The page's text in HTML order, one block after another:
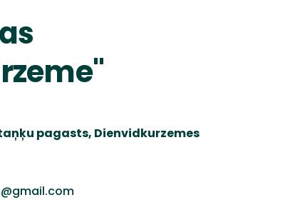
pagasts, Dienvidkurzemes